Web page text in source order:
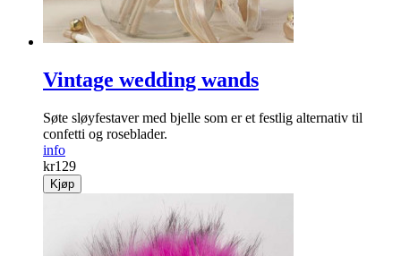
Vintage wedding wands
Søte sløyfestaver med bjelle som er et festlig alternativ til
confetti og roseblader.
info
kr129
Kjøp